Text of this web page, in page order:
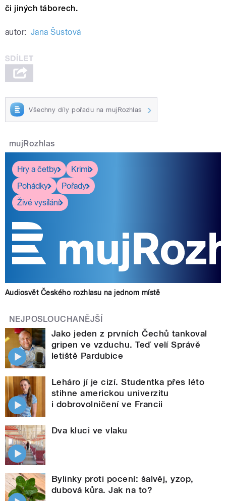
či jiných táborech.
autor: Jana Šustová
Všechny díly pořadu na mujRozhlas
mujRozhlas
Hry a četby
Krimi
Pohádky
Pořady
Živé vysílání
Audiosvět Českého rozhlasu na jednom místě
NEJPOSLOUCHANĚJŠÍ
Jako jeden z prvních Čechů tankoval
gripen ve vzduchu. Teď velí Správě
letiště Pardubice
Leháro jí je cizí. Studentka přes léto
stihne americkou univerzitu
i dobrovolničení ve Francii
Dva kluci ve vlaku
Bylinky proti pocení: šalvěj, yzop,
dubová kůra. Jak na to?